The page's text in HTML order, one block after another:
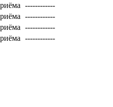
------------
------------
------------
------------